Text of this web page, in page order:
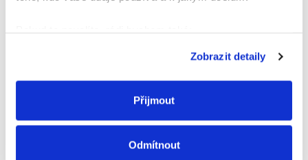
poloze, které mohou být přesné na několik metrů
Identifikovali vaše zařízení pomocí aktivního
skenování pro konkrétní charakteristiky (otisk prstu)
Zjistěte více o tom, jak zpracováváme vaše osobní
Svůj souhlas můžete kdykoliv změnit nebo odvolat v
Zobrazit detaily
Přijmout
Odmítnout
Nevrtejte dlaždice